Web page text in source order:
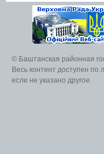
© Баштанская районная
Весь контент доступен по
если не указано другое.